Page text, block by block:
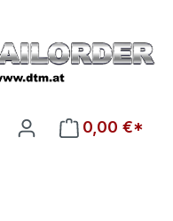
hast 0 Produkte auf
0,00 €*